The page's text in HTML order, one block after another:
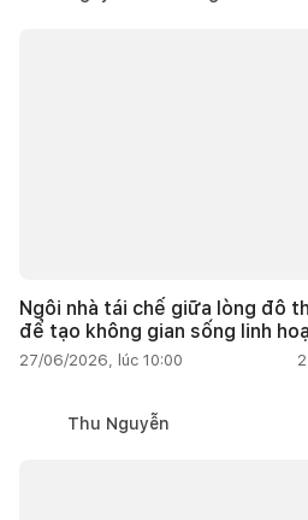
Ngôi nhà tái chế giữa lòng đô
để tạo không gian sống linh
27/06/2026, lúc 10:00 2
Thu Nguyễn